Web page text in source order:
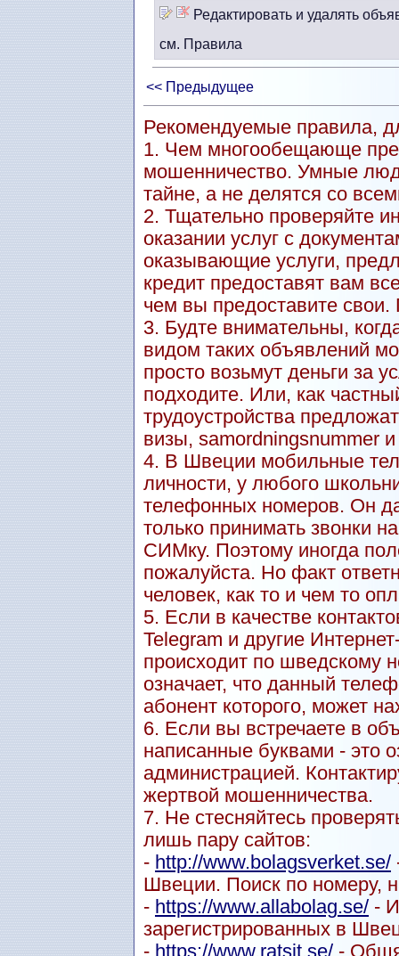
Редактировать и удалять
см. Правила
<< Предыдущее
Рекомендуемые правила,
1. Чем многообещающе
мошенничество. Умные
тайне, а не делятся со
2. Тщательно проверяйте
оказании услуг с
оказывающие услуги,
кредит предоставят вам
чем вы предоставите
3. Будте внимательны,
видом таких объявлений
просто возьмут деньги за
подходите. Или, как
трудоустройства
визы, samordningsnummer и
4. В Швеции мобильные
личности, у любого
телефонных номеров. Он
только принимать звонки
СИМку. Поэтому иногда
пожалуйста. Но факт
человек, как то и чем то
5. Если в качестве
Telegram и другие
происходит по шведскому
означает, что данный
абонент которого, может
6. Если вы встречаете в
написанные буквами - это
администрацией.
жертвой мошенничества.
7. Не стесняйтесь
лишь пару сайтов:
- http://www.bolagsverket.se/
Швеции. Поиск по номеру,
- https://www.allabolag.se/ -
зарегистрированных в
- https://www.ratsit.se/ -